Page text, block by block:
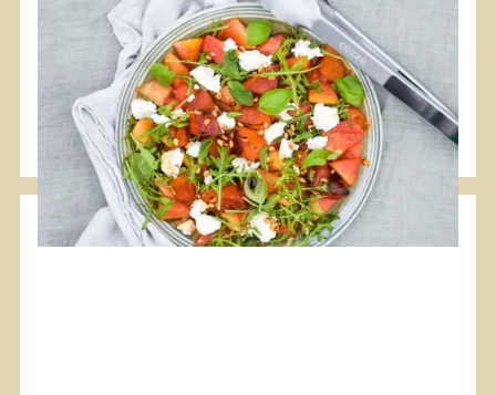
#Végétarien
Salade de pastèque grillée à la feta
Une belle salade d'été pour compléter vos protéines.